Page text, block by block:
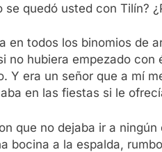
quedó usted con Tilín?
en todos los binomios de
no hubiera empezado
Y era un señor que a mí
en las fiestas si le
que no dejaba ir a
bocina a la espalda,